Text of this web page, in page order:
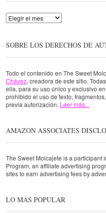
Archivo
SOBRE LOS DERECHOS DE
Todo el contenido en The Sweet
Chávez, creadora de este sitio.
ella, para su uso único y exclusivo en
prohibido el uso de texto,
previa autorización. Leer más...
AMAZON ASSOCIATES
The Sweet Molcajete is a participant
Program, an affiliate advertising
sites to earn advertising fees by
LO MÁS POPULAR